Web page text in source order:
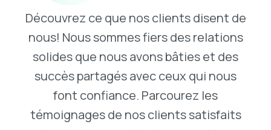
Découvrez ce que nos clients disent de
nous! Nous sommes fiers des relations
solides que nous avons bâties et des
succès partagés avec ceux qui nous
font confiance. Parcourez les
témoignages de nos clients satisfaits